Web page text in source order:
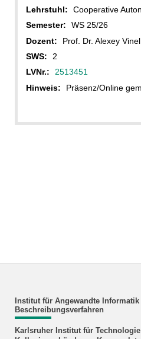
Lehrstuhl:
Cooperative
Semester:
WS 25/26
Dozent:
Prof. Dr. Alexey Vinel
SWS:
2
LVNr.:
2513451
Hinweis:
Präsenz/Online
Institut für Angewandte
Beschreibungsverfahren
Karlsruher Institut für Technologie